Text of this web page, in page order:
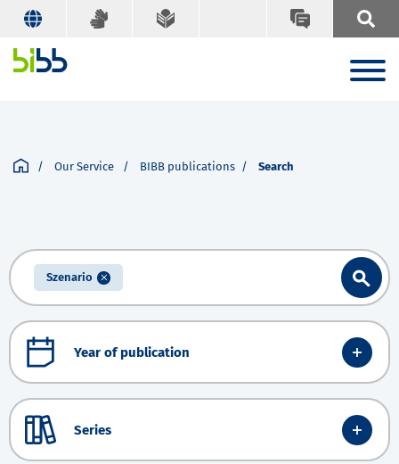
Our Service BIBB publications Search
Szenario
Year of publication
Series